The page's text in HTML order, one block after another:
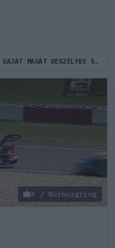
MEGBÜNTETTÉK A SAJÁT MAGÁT VESZÉLYBE SODRÓ VERSENYZŐT A NÜRBUGRINGI 24 ÓRÁS Q1-ES IDŐMÉRŐJE UTÁN
X / Nürburgring